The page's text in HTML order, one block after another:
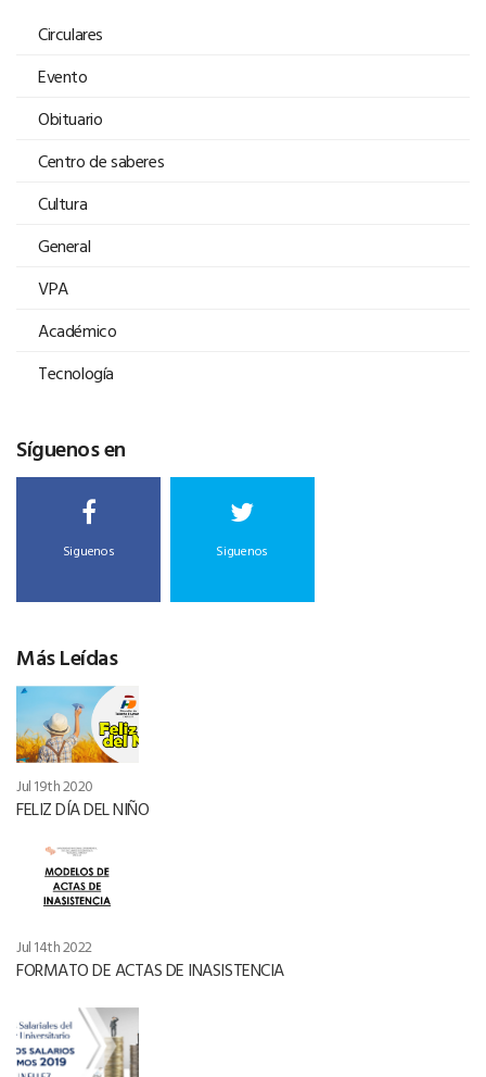
Circulares
Evento
Obituario
Centro de saberes
Cultura
General
VPA
Académico
Tecnología
Síguenos en
Siguenos Siguenos
Más Leídas
Jul 19th 2020
FELIZ DÍA DEL NIÑO
Jul 14th 2022
FORMATO DE ACTAS DE INASISTENCIA